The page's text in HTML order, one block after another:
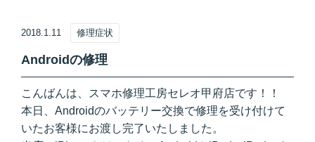
2018.1.11 修理症状
Androidの修理
こんばんは、スマホ修理工房セレオ甲府店です！！
本日、Androidのバッテリー交換で修理を受け付けて
いたお客様にお渡し完了いたしました。